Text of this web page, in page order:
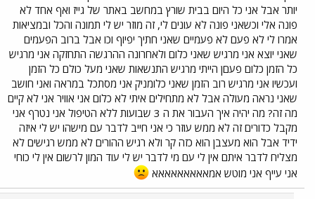
יותר אבל אני כל היום בבית שורץ במחשב באתר של גייז ואף אחד לא
פונה אלי וכשאני פונה לא עונים לי, זה מוזר יש לי תמונה והכל ובמציאות
אמרו לי לא פעם לא פעמיים שאני חתיך יפיוף וכו אבל ברוב הפעמים
שאני יוצא אני מרגיש שאני כלום ולאחרונה ההרגשה התחזקה אני מרגיש
כל הזמן כלום פעםן הייתי מרגיש התנשאות שאני מעל כולם כל הזמן
ועכשיו אני מרגיש רוב הזמן שאני כלומניק אני מסתכל במראה ואני חושב
שאני נראה מעולה אבל לא מתחילים איתי לא כלום אני אוויר אני לא קיים
מה זה? מה יהיה איך העבור את ה 3 שבועות ללא הטיפול אני נטרף אני
מקבל כדורים זה לא ממש עוזר כי אני חייב לדבר עם מישהו יש לי איזה
ידיד אבל הוא מעצבן הוא כזה קר ולא רגיש ההורים לא ממש רגישים לא
מצליח לדבר איתם אין לי עם מי לדבר יש לי עוד המון לרשום אין לי כוחי
אני עייף אני מוטש אמאאאאאאאאא